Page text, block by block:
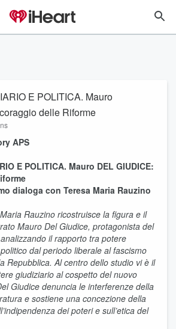
E POLITICA. Mauro
delle Riforme
APS
E POLITICA. Mauro DEL GIUDICE:
dialoga con Teresa Maria Rauzino
Rauzino ricostruisce la figura e il
Mauro Del Giudice, protagonista del
il rapporto tra potere
dal periodo liberale al fascismo
Repubblica. Al centro dello studio vi è il
giudiziario al cospetto del nuovo
Giudice denuncia le interferenze della
e sostiene una concezione della
dei poteri e sull’etica del